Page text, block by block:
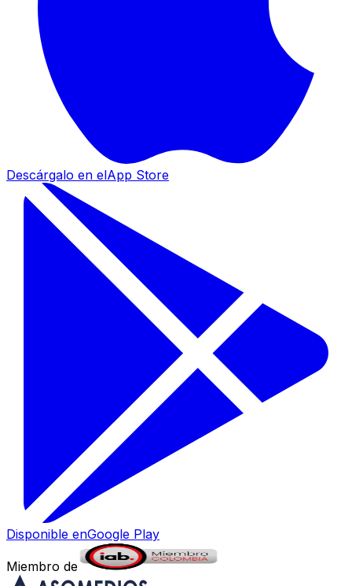
Descárgalo en elApp Store
Disponible enGoogle Play
Miembro de